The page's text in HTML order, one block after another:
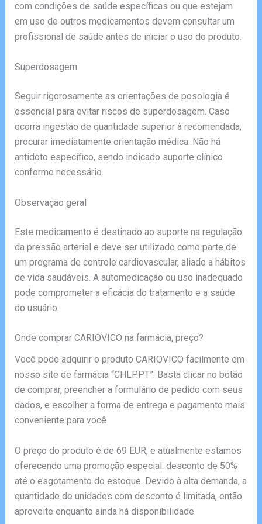
com condições de saúde específicas ou que estejam
em uso de outros medicamentos devem consultar um
profissional de saúde antes de iniciar o uso do produto.
Superdosagem
Seguir rigorosamente as orientações de posologia é
essencial para evitar riscos de superdosagem. Caso
ocorra ingestão de quantidade superior à recomendada,
procurar imediatamente orientação médica. Não há
antidoto específico, sendo indicado suporte clínico
conforme necessário.
Observação geral
Este medicamento é destinado ao suporte na regulação
da pressão arterial e deve ser utilizado como parte de
um programa de controle cardiovascular, aliado a hábitos
de vida saudáveis. A automedicação ou uso inadequado
pode comprometer a eficácia do tratamento e a saúde
do usuário.
Onde comprar CARIOVICO na farmácia, preço?
Você pode adquirir o produto CARIOVICO facilmente em
nosso site de farmácia “CHLP.PT”. Basta clicar no botão
de comprar, preencher a formulário de pedido com seus
dados, e escolher a forma de entrega e pagamento mais
conveniente para você.
O preço do produto é de 69 EUR, e atualmente estamos
oferecendo uma promoção especial: desconto de 50%
até o esgotamento do estoque. Devido à alta demanda, a
quantidade de unidades com desconto é limitada, então
aproveite enquanto ainda há disponibilidade.